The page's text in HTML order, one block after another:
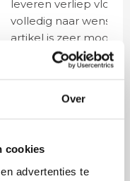
Over
cookies
advertenties te
leveren verliep vlot en
volledig naar wens.
artikel is zeer mooi
veel sfeer, het is ook
eenvoudig te